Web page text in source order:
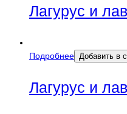
Лагурус и
Подробнее Добавить в
Лагурус и